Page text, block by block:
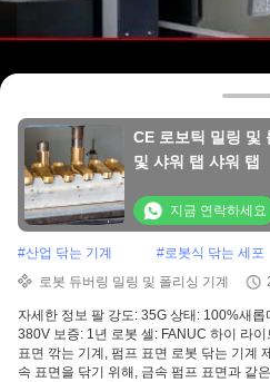
CE 로보틱 밀링 및
및 샤워 탭 샤워 탭
지금 연락하세요
#산업 닦는 기계 #로봇식 닦는 세포
로봇 듀버링 밀링 및 폴리싱 기계
자세한 정보 팔 강도: 35G 상태: 100%새
380V 보증: 1년 로봇 셀: FANUC 하이 라
표면 깎는 기계, 펌프 표면 로봇 닦는 기계
속 표면을 닦기 위해, 금속 펌프 표면과 같